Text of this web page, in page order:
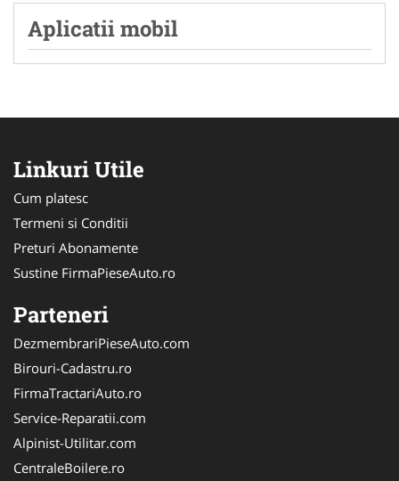
Aplicatii mobil
Linkuri Utile
Cum platesc
Termeni si Conditii
Preturi Abonamente
Sustine FirmaPieseAuto.ro
Parteneri
DezmembrariPieseAuto.com
Birouri-Cadastru.ro
FirmaTractariAuto.ro
Service-Reparatii.com
Alpinist-Utilitar.com
CentraleBoilere.ro